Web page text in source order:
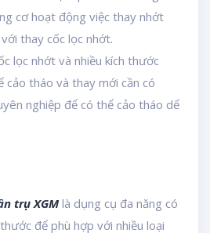
cơ hoạt động việc thay nhớt
thay cốc lọc nhớt.
lọc nhớt và nhiều kích thước
cảo tháo và thay mới cần có
nghiệp để có thể cảo tháo dể
trụ XGMlà dụng cụ đa năng có
để phù hợp với nhiều loại